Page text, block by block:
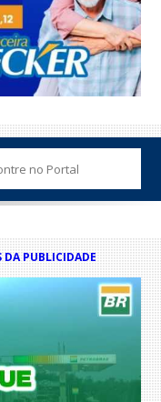
PUBLICIDADE